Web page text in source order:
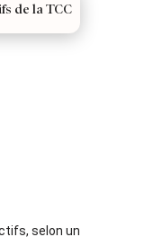
de la TCC
selon un